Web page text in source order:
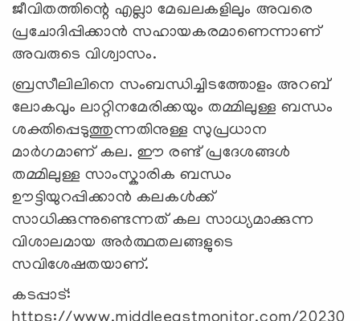
ജീവിതത്തിന്റെ എല്ലാ മേഖലകളിലും അവരെ
പ്രചോദിപ്പിക്കാൻ സഹായകരമാണെന്നാണ്
അവരുടെ വിശ്വാസം.
ബ്രസീലിലിനെ സംബന്ധിച്ചിടത്തോളം അറബ്
ലോകവും ലാറ്റിനമേരിക്കയും തമ്മിലുള്ള ബന്ധം
ശക്തിപ്പെടുത്തുന്നതിനുള്ള സുപ്രധാന
മാർഗമാണ് കല. ഈ രണ്ട് പ്രദേശങ്ങൾ
തമ്മിലുള്ള സാംസ്കാരിക ബന്ധം
ഊട്ടിയുറപ്പിക്കാൻ കലകൾക്ക്
സാധിക്കുന്നുണ്ടെന്നത് കല സാധ്യമാക്കുന്ന
വിശാലമായ അർത്ഥതലങ്ങളുടെ
സവിശേഷതയാണ്.
കടപ്പാട്: